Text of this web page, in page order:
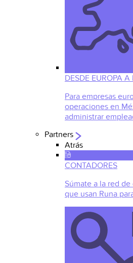
DESDE EUROPA
Para empresas
operaciones en
administrar
Partners
Atrás
CONTADORES
Súmate a la red
que usan Runa